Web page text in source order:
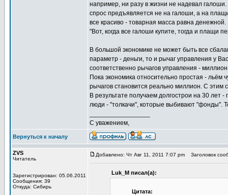
например, ни разу в жизни не надевал
спрос предъявляется не на галоши, а на
все красиво - товарная масса равна денежной.
"Вот, когда все галоши купите, тогда и плащи
В большой экономике не может быть все
параметр - деньги, то и рычаг управления у
соответственно рычагов управления -
Пока экономика относительно простая - льём
рычагов становится реально миллион. С этим
В результате получаем долгострои на 30 лет
люди - "толкачи", которые выбивают "фонды".
С уважением,
Вернуться к началу
ZVS
Читатель
Зарегистрирован: 05.06.2011
Сообщения: 39
Откуда: Сибирь
Добавлено: Чт Авг 11, 2011 7:07 pm Заголовок
Luk_M писал(а):
Цитата: